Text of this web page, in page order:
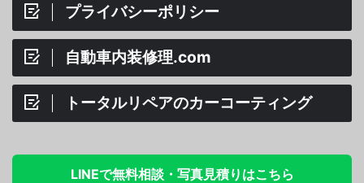
プライバシーポリシー
自動車内装修理.com
トータルリペアのカーコーティング
LINEで無料相談・写真見積りはこちら